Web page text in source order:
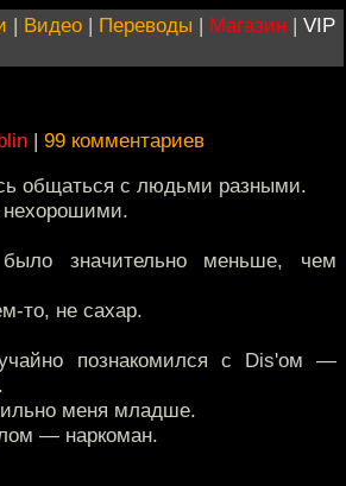
| Видео | Переводы | Магазин | VIP
| 99 комментариев
общаться с людьми разными.
значительно меньше, чем
то, не сахар.
познакомился с Dis'ом —
меня младше.
— наркоман.